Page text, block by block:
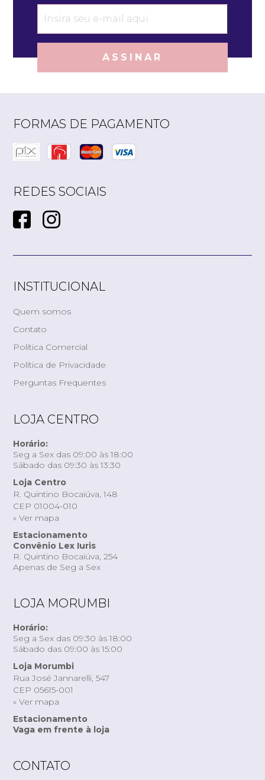
ASSINAR
FORMAS DE PAGAMENTO
REDES SOCIAIS
INSTITUCIONAL
Quem somos
Contato
Política Comercial
Política de Privacidade
Perguntas Frequentes
LOJA CENTRO
Horário:
Seg a Sex das 09:00 às 18:00
Sábado das 09:30 às 13:30
Loja Centro
R. Quintino Bocaiúva, 148
CEP 01004-010
» Ver mapa
Estacionamento
Convênio Lex Iuris
R. Quintino Bocaiúva, 254
Apenas de Seg a Sex
LOJA MORUMBI
Horário:
Seg a Sex das 09:30 às 18:00
Sábado das 09:00 às 15:00
Loja Morumbi
Rua José Jannarelli, 547
CEP 05615-001
» Ver mapa
Estacionamento
Vaga em frente à loja
CONTATO